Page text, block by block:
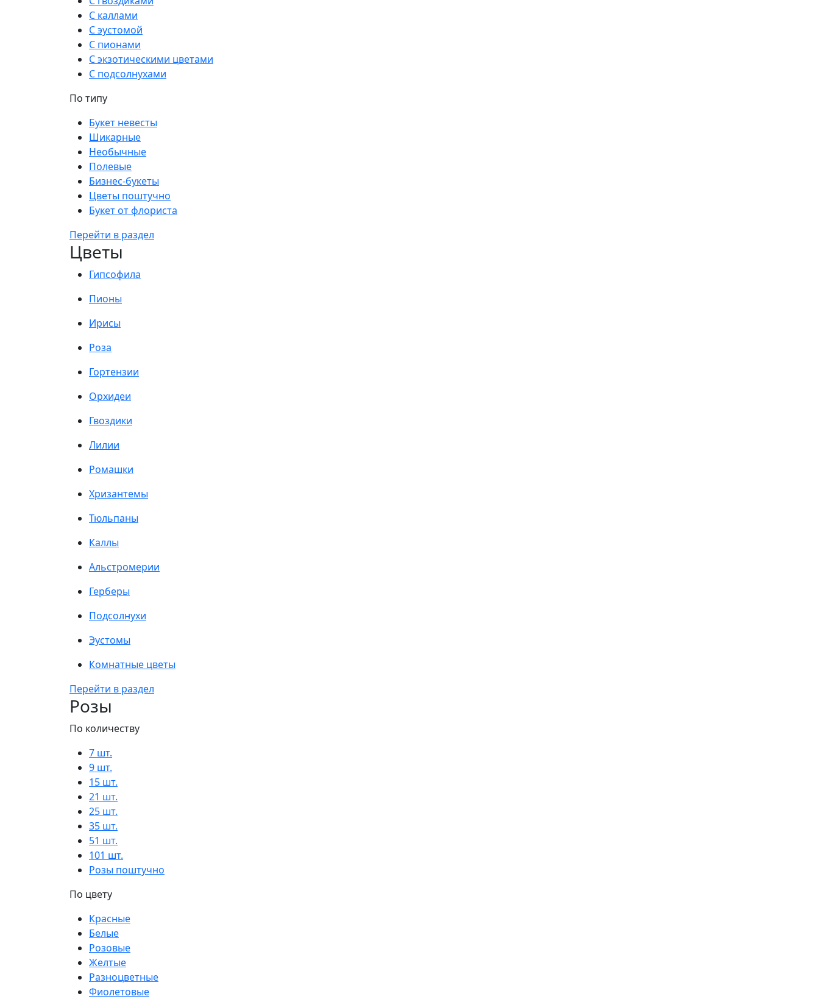
С каллами
С эустомой
С пионами
С экзотическими цветами
С подсолнухами
По типу
Букет невесты
Шикарные
Необычные
Полевые
Бизнес-букеты
Цветы поштучно
Букет от флориста
Перейти в раздел
Цветы
Гипсофила
Пионы
Ирисы
Роза
Гортензии
Орхидеи
Гвоздики
Лилии
Ромашки
Хризантемы
Тюльпаны
Каллы
Альстромерии
Герберы
Подсолнухи
Эустомы
Комнатные цветы
Перейти в раздел
Розы
По количеству
7 шт.
9 шт.
15 шт.
21 шт.
25 шт.
35 шт.
51 шт.
101 шт.
Розы поштучно
По цвету
Красные
Белые
Розовые
Желтые
Разноцветные
Фиолетовые